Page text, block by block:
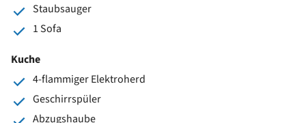
Staubsauger
1 Sofa
Kuche
4-flammiger Elektroherd
Geschirrspüler
Abzugshaube